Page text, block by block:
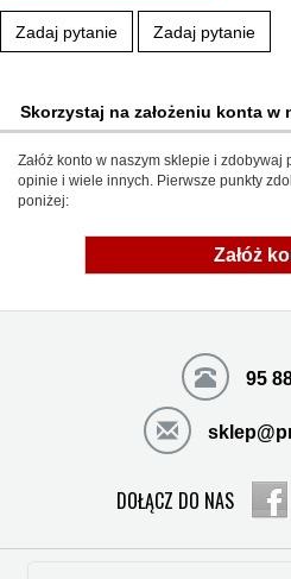
Zadaj pytanie Zadaj pytanie
Skorzystaj na założeniu konta w
Załóż konto w naszym sklepie i zdobywaj
opinie i wiele innych. Pierwsze punkty
poniżej:
Załóż
95
DOŁĄCZ DO NAS